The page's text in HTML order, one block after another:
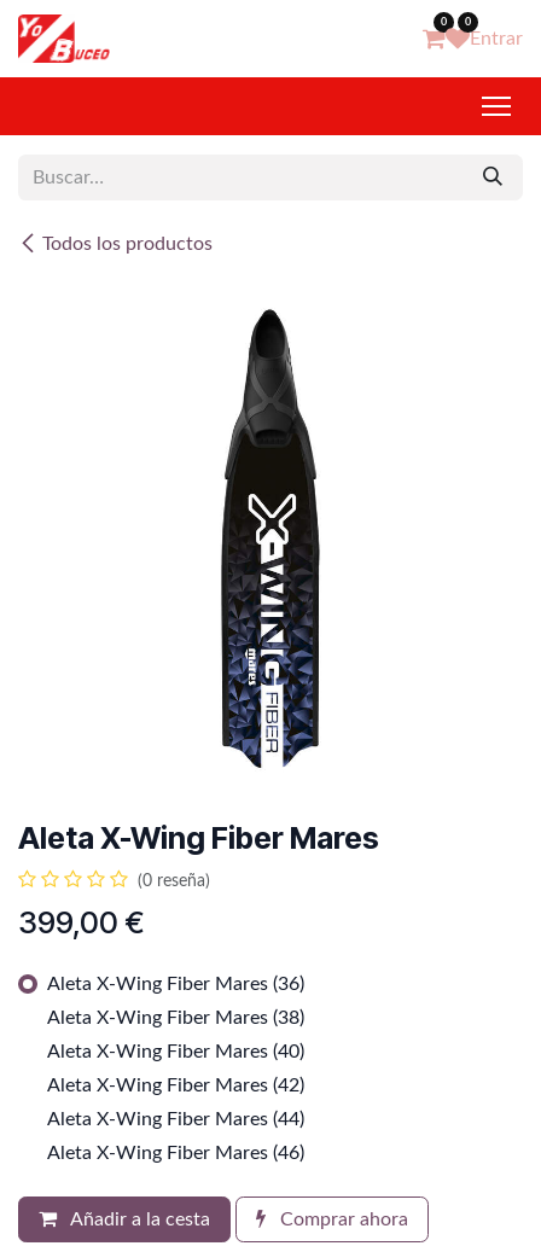
Ir al contenido 0 0
Entrar
Todos los productos
Aleta X-Wing Fiber Mares
(0 reseña)
399,00 €
Aleta X-Wing Fiber Mares (36)
Aleta X-Wing Fiber Mares (38)
Aleta X-Wing Fiber Mares (40)
Aleta X-Wing Fiber Mares (42)
Aleta X-Wing Fiber Mares (44)
Aleta X-Wing Fiber Mares (46)
Añadir a la cesta Comprar ahora